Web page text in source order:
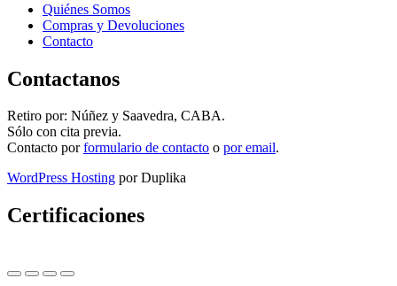
Quiénes Somos
Compras y Devoluciones
Contacto
Contactanos
Retiro por: Núñez y Saavedra, CABA.
Sólo con cita previa.
Contacto porformulario de contacto o por email.
WordPress Hosting por Duplika
Certificaciones